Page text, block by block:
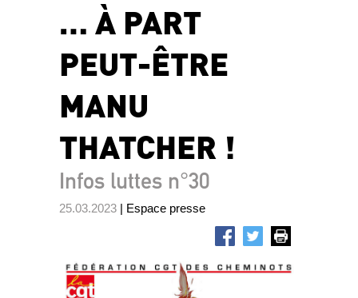
… À PART
PEUT-ÊTRE
MANU
THATCHER !
Infos luttes n°30
25.03.2023 | Espace presse